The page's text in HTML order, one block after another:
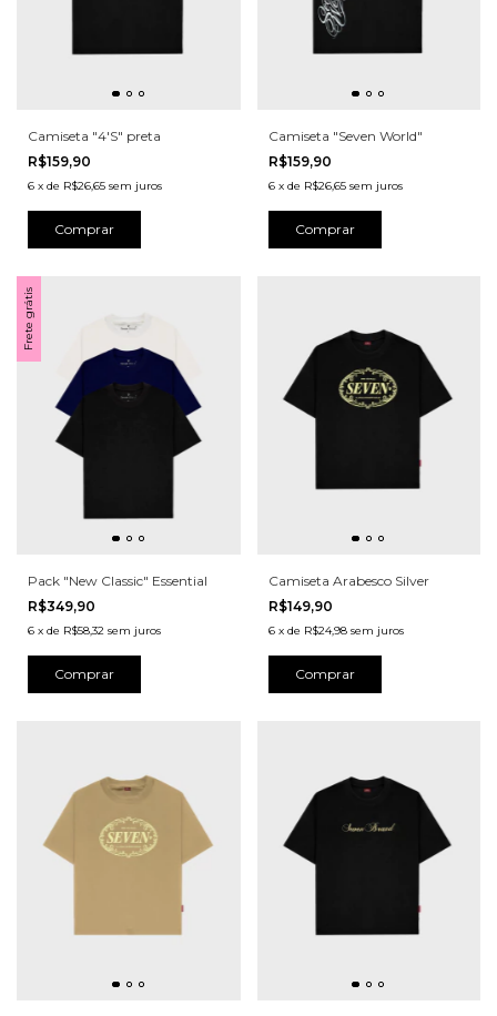
Camiseta "4'S" preta
R$159,90
6 x de R$26,65 sem juros
Comprar
Camiseta "Seven World"
R$159,90
6 x de R$26,65 sem juros
Comprar
Frete grátis
Pack "New Classic" Essential
R$349,90
6 x de R$58,32 sem juros
Comprar
Camiseta Arabesco Silver
R$149,90
6 x de R$24,98 sem juros
Comprar